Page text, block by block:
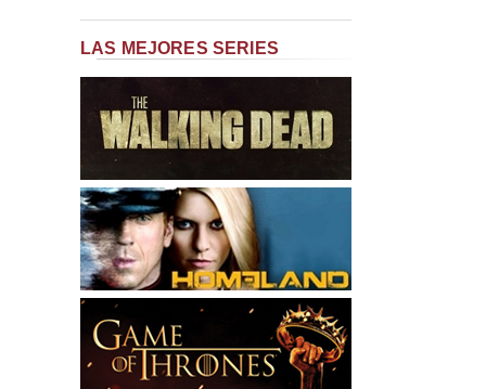
LAS MEJORES SERIES